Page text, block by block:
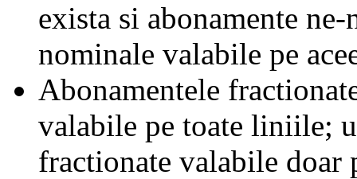
exista si abonamente
nominale valabile pe
Abonamentele
valabile pe toate liniile;
fractionate valabile doar